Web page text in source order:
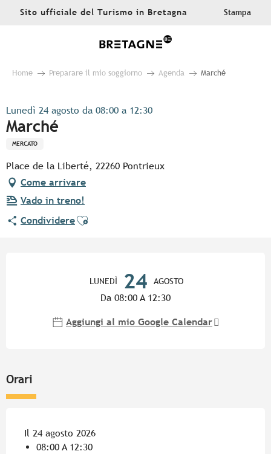
AllerSito ufficiale del Turismo in Bretagna Stampa
Home Preparare il mio soggiorno Agenda Marché
Lunedì 24 agosto da 08:00 a 12:30
Marché
MERCATO
Place de la Liberté, 22260 Pontrieux
Come arrivare
Vado in treno!
CondividereAjouter aux favoris
LUNEDÌ 24 AGOSTO
Da 08:00 A 12:30
Aggiungi al mio Google Calendar
Orari
Il 24 agosto 2026
08:00 A 12:30